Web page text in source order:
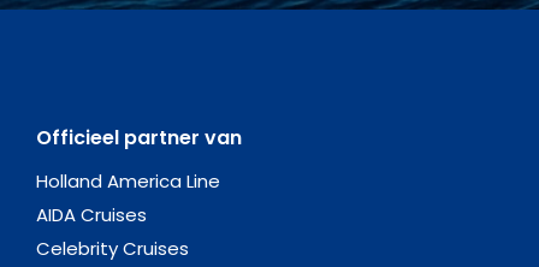
Officieel partner van
Holland America Line
AIDA Cruises
Celebrity Cruises